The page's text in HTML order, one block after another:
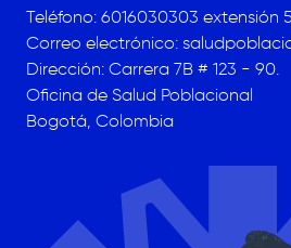
Image
Teléfono: 6016030303 extensión
Correo electrónico:
Dirección: Carrera 7B # 123 - 90.
Oficina de Salud Poblacional
Bogotá, Colombia